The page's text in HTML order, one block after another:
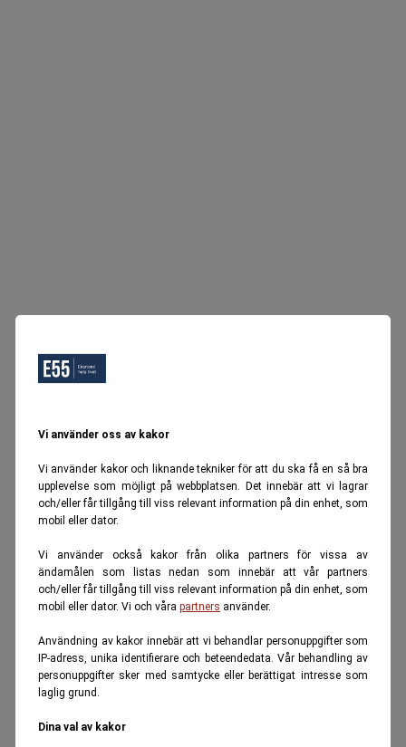
Vi använder oss av kakor
Vi använder kakor och liknande tekniker för att du ska få en så bra
upplevelse som möjligt på webbplatsen. Det innebär att vi lagrar
och/eller får tillgång till viss relevant information på din enhet, som
mobil eller dator.
Vi använder också kakor från olika partners för vissa av
ändamålen som listas nedan som innebär att vår partners
och/eller får tillgång till viss relevant information på din enhet, som
mobil eller dator. Vi och våra partners använder.
Användning av kakor innebär att vi behandlar personuppgifter som
IP-adress, unika identifierare och beteendedata. Vår behandling av
personuppgifter sker med samtycke eller berättigat intresse som
laglig grund.
Dina val av kakor